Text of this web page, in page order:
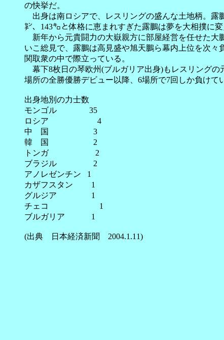
の快挙だ。
出身は南ロシアで、レスリングの盛んな土地柄。露
㌢、143㌔と体格に恵まれすぎた露鵬は夢を大相撲に
新年から元貴闘力の大嶽親方に部屋経営を任せた大
いこ総見で、露鵬は高見盛や旭天鵬ら幕内上位を次
関取衆の中で際立っている。
幕下8枚日の琴欧州(ブルガリア出身)もレスリングの
場所の全勝優勝デビュー以降、6場所で7回しか負けて
出身地別の力士数
モンゴル 35
ロシア 4
中 国 3
韓 国 2
トンガ 2
ブラジル 2
アノレゼンチン 1
カザフスタン 1
グルジア 1
チェコ 1
ブルガリア 1
(出典 日本経済新聞 2004.1.11)